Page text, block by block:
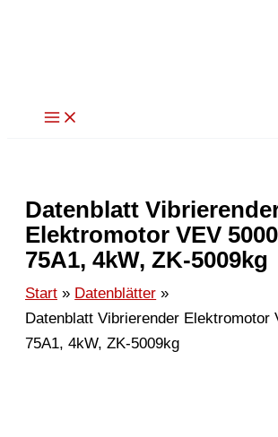
Datenblatt
Elektromotor VEV
75A1, 4kW, ZK-5009kg
Start
Datenblätter
Datenblatt Vibrierender Elektromotor
75A1, 4kW, ZK-5009kg